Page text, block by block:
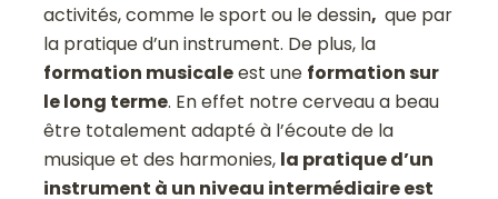
activités, comme le sport ou le dessin, que par
la pratique d’un instrument. De plus, la
formation musicaleest une formation sur
le long terme. En effet notre cerveau a beau
être totalement adapté à l’écoute de la
musique et des harmonies, la pratique d’un
instrument à un niveau intermédiaire est